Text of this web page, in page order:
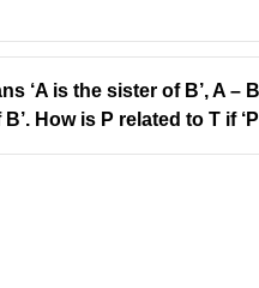
‘A is the sister of B’, A –
How is P related to T if